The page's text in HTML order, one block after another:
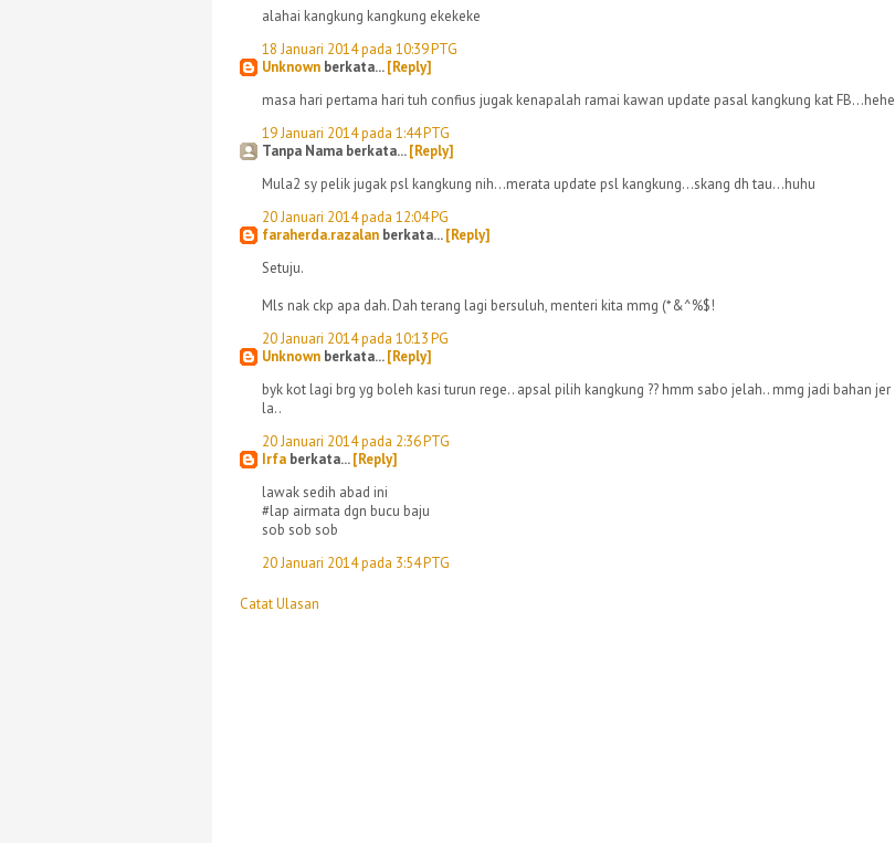
alahai kangkung kangkung ekekeke
18 Januari 2014 pada 10:39 PTG
Unknown berkata...[Reply]
masa hari pertama hari tuh confius jugak kenapalah ramai kawan update pasal kangkung kat FB...hehe
19 Januari 2014 pada 1:44 PTG
Tanpa Nama berkata...[Reply]
Mula2 sy pelik jugak psl kangkung nih...merata update psl kangkung...skang dh tau...huhu
20 Januari 2014 pada 12:04 PG
faraherda.razalan berkata...[Reply]
Setuju.
Mls nak ckp apa dah. Dah terang lagi bersuluh, menteri kita mmg (*&^%$!
20 Januari 2014 pada 10:13 PG
Unknown berkata...[Reply]
byk kot lagi brg yg boleh kasi turun rege.. apsal pilih kangkung ?? hmm sabo jelah.. mmg jadi bahan jer
la..
20 Januari 2014 pada 2:36 PTG
Irfa berkata...[Reply]
lawak sedih abad ini
#lap airmata dgn bucu baju
sob sob sob
20 Januari 2014 pada 3:54 PTG
Catat Ulasan